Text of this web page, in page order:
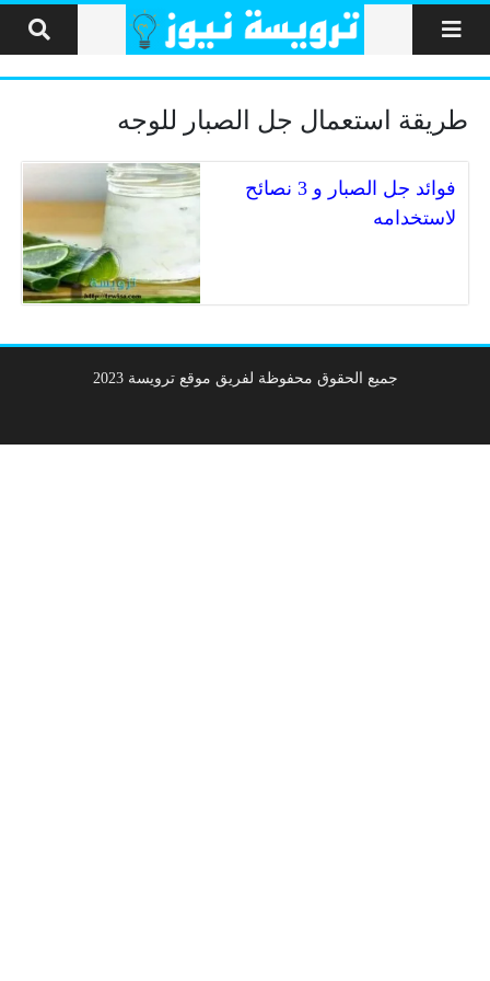
التخطي إلى المحتوى
طريقة استعمال جل الصبار للوجه
فوائد جل الصبار و 3 نصائح
لاستخدامه
جميع الحقوق محفوظة لفريق موقع ترويسة 2023